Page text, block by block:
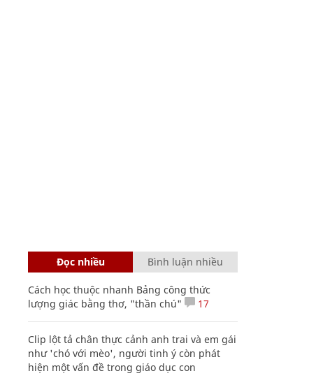
Đọc nhiều Bình luận nhiều
Cách học thuộc nhanh Bảng công thức
lượng giác bằng thơ, "thần chú"
17
Clip lột tả chân thực cảnh anh trai và em gái
như 'chó với mèo', người tinh ý còn phát
hiện một vấn đề trong giáo dục con